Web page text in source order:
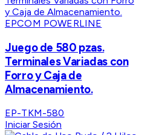
EPCOM POWERLINE
Juego de 580 pzas.
Terminales Variadas con
Forro y Caja de
Almacenamiento.
EP-TKM-580
Iniciar Sesión